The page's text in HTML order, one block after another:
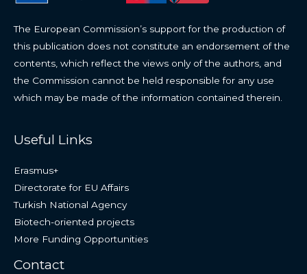
The European Commission’s support for the production of
this publication does not constitute an endorsement of the
contents, which reflect the views only of the authors, and
the Commission cannot be held responsible for any use
which may be made of the information contained therein.
Useful Links
Erasmus+
Directorate for EU Affairs
Turkish National Agency
Biotech-oriented projects
More Funding Opportunities
Contact